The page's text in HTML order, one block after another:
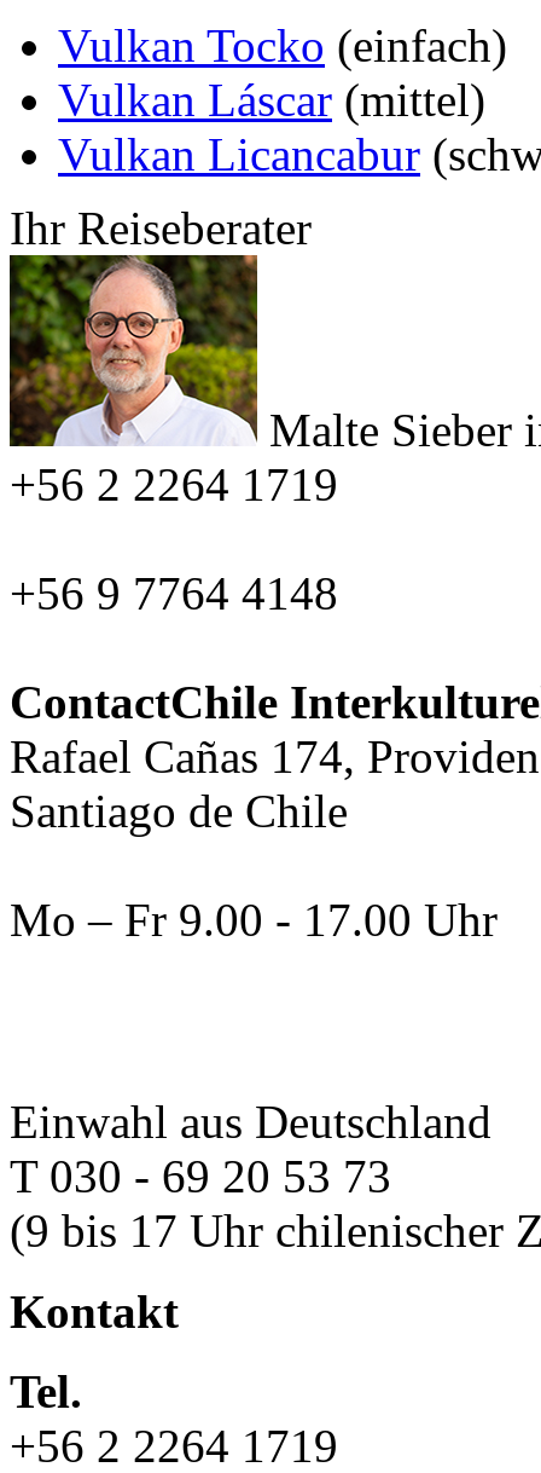
Vulkan Tocko (einfach)
Vulkan Láscar (mittel)
Vulkan Licancabur
Ihr Reiseberater
Malte Sieber
+56 2 2264 1719
+56 9 7764 4148
ContactChile
Rafael Cañas 174,
Santiago de Chile
Mo – Fr 9.00 - 17.00 Uhr
Einwahl aus Deutschland
T 030 - 69 20 53 73
(9 bis 17 Uhr chilenischer
Kontakt
Tel.
+56 2 2264 1719